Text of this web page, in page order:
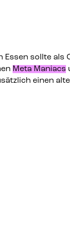
Essen sollte
Meta Maniacs
einen